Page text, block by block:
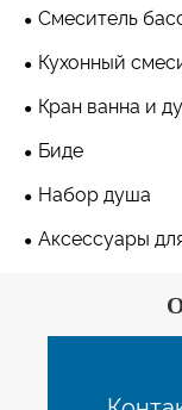
Смеситель
Кухонный
Кран ванна и
Биде
Набор душа
Аксессуары